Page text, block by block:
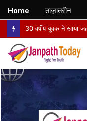
30 वर्षीय युवक ने खाया
Home ताज़ातरीन